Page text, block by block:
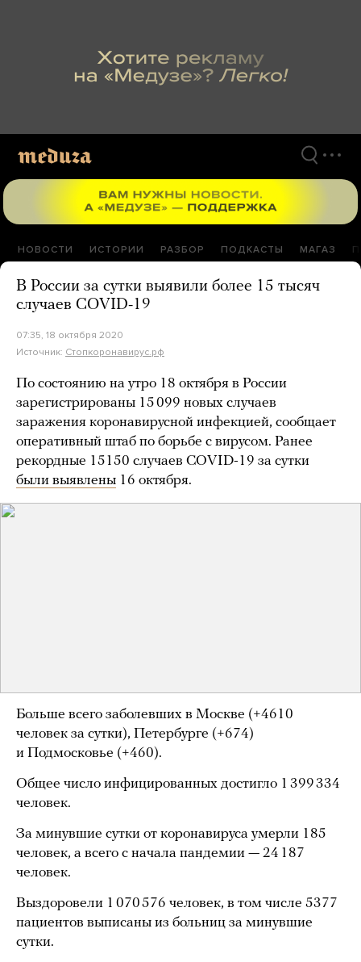
НОВОСТИ ИСТОРИИ РАЗБОР ПОДКАСТЫ МАГАЗ
В России за сутки выявили более 15 тысяч
случаев COVID-19
07:35, 18 октября 2020
Источник: Стопкоронавирус.рф
По состоянию на утро 18 октября в России
зарегистрированы 15 099 новых случаев
заражения коронавирусной инфекцией, сообщает
оперативный штаб по борьбе с вирусом. Ранее
рекордные 15150 случаев COVID-19 за сутки
были выявлены 16 октября.
Больше всего заболевших в Москве (+4610
человек за сутки), Петербурге (+674)
и Подмосковье (+460).
Общее число инфицированных достигло 1 399 334
человек.
За минувшие сутки от коронавируса умерли 185
человек, а всего с начала пандемии — 24 187
человек.
Выздоровели 1 070 576 человек, в том числе 5377
пациентов выписаны из больниц за минувшие
сутки.